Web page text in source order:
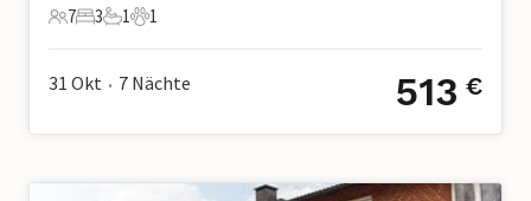
7 Gäste
7
3 Schlafzimmer
3
1 Badezimmer
1
1 Haustier
1
31 Okt • 7 Nächte 513 €